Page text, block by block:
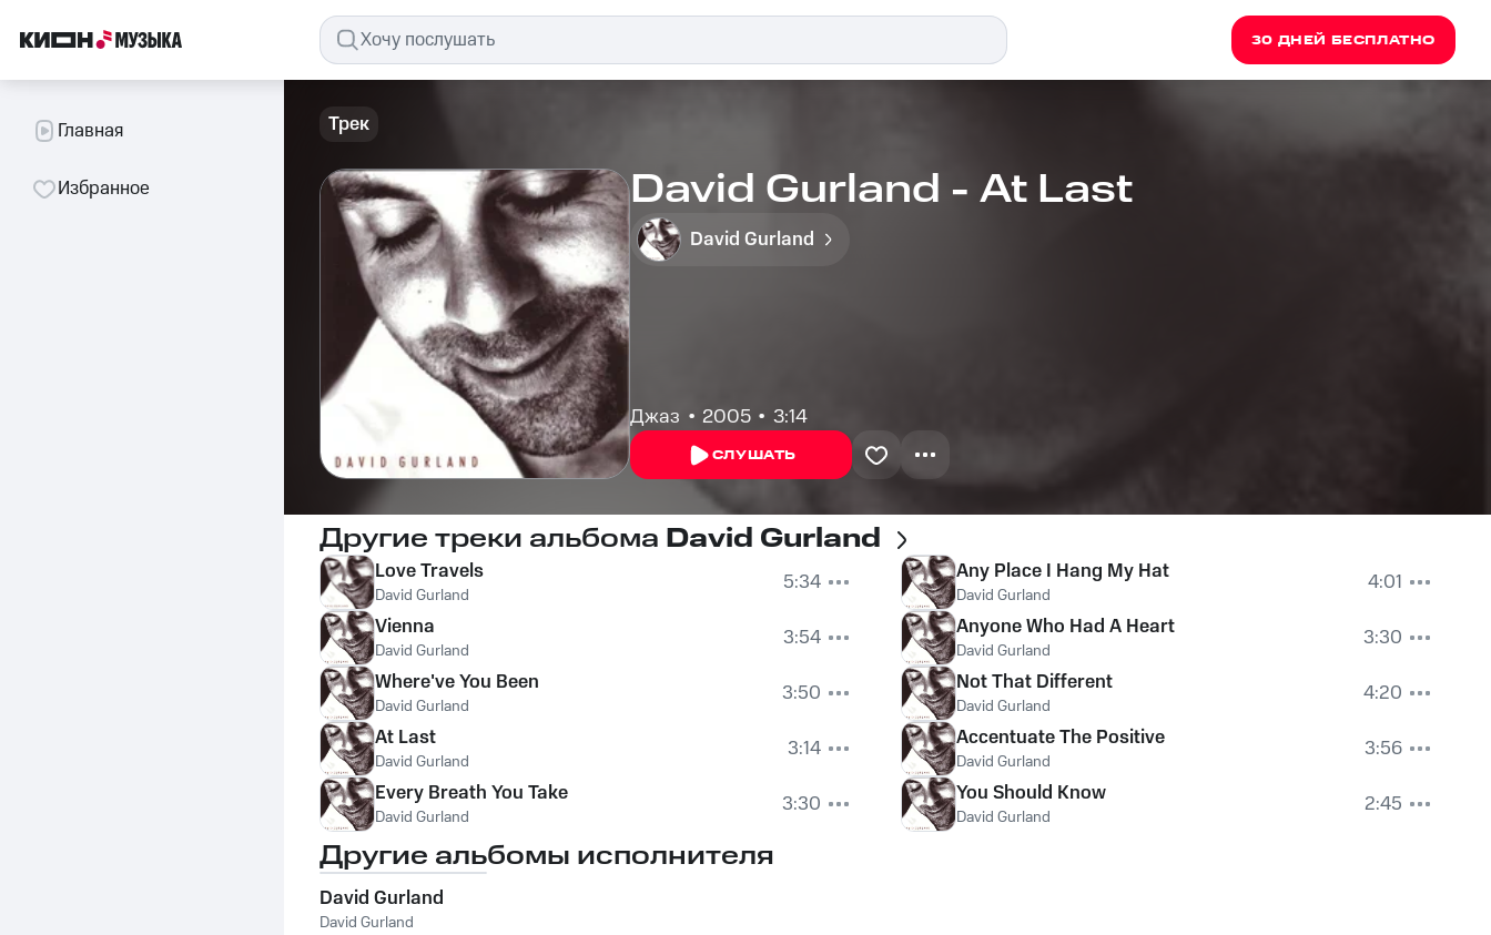
30 ДНЕЙ БЕСПЛАТНО
Главная
Избранное
Трек
David Gurland - At Last
David Gurland
Джаз 2005 3:14
СЛУШАТЬ
Другие треки альбома David Gurland
Love Travels
David Gurland
5:34
Vienna
David Gurland
3:54
Where've You Been
David Gurland
3:50
At Last
David Gurland
3:14
Every Breath You Take
David Gurland 3:30
Any Place I Hang My Hat
David Gurland
4:01
Anyone Who Had A Heart
David Gurland
3:30
Not That Different
David Gurland
4:20
Accentuate The Positive
David Gurland
3:56
You Should Know
David Gurland 2:45
Другие альбомы исполнителя
David Gurland
David Gurland